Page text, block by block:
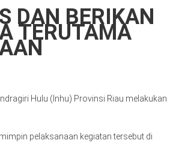
DAN BERIKAN
TERUTAMA
Indragiri Hulu (Inhu) Provinsi Riau melakukan
pelaksanaan kegiatan tersebut di